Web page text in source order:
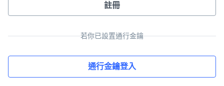
註冊
若你已設置通行金鑰
通行金鑰登入